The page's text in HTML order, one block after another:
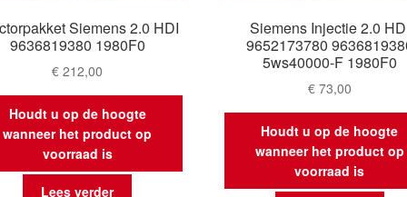
Siemens 2.0 HDI
9636819380 1980F0
€ 212,00
Houdt u op de hoogte
wanneer het product op
voorraad is
Lees verder
Siemens Injectie 2.0
9652173780
5ws40000-F 1980F0
€73,00
Houdt u op de hoogte
wanneer het product op
voorraad is